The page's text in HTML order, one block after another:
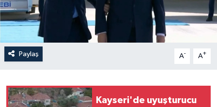
Paylaş A- A+
Kayseri'de uyuşturucu
Eği̇ti̇m